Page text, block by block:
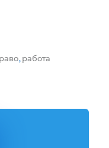
, работа